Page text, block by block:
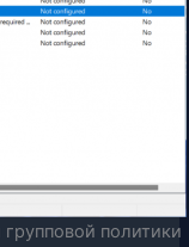
политики